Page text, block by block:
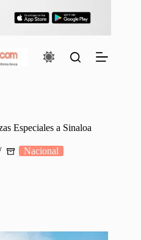
Especiales a Sinaloa
Nacional